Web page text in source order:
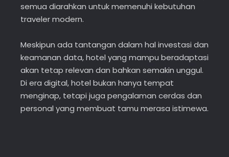
semua diarahkan untuk memenuhi kebutuhan
traveler modern.
Meskipun ada tantangan dalam hal investasi dan
keamanan data, hotel yang mampu beradaptasi
akan tetap relevan dan bahkan semakin unggul.
Di era digital, hotel bukan hanya tempat
menginap, tetapi juga pengalaman cerdas dan
personal yang membuat tamu merasa istimewa.